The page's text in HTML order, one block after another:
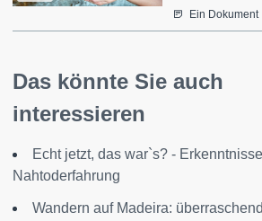
Ein Dokument
Das könnte Sie auch
interessieren
Echt jetzt, das war`s? -
Nahtoderfahrung
Wandern auf Madeira: